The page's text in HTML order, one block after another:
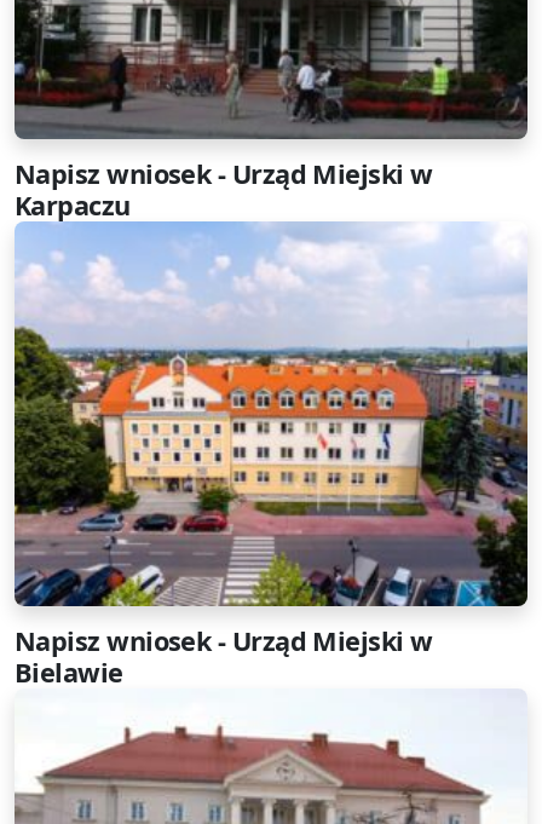
Napisz wniosek - Urząd Miejski w
Karpaczu
Napisz wniosek - Urząd Miejski w
Bielawie